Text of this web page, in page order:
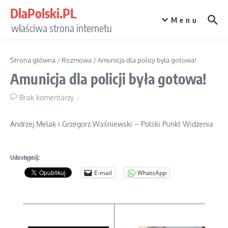
DlaPolski.PL
właściwa strona internetu
Menu
Strona główna / Rozmowa /Amunicja dla policji była gotowa!
Amunicja dla policji była gotowa!
Brak komentarzy
Andrzej Melak i Grzegorz Waśniewski – Polski Punkt Widzenia
Udostępnij:
E-mail WhatsApp